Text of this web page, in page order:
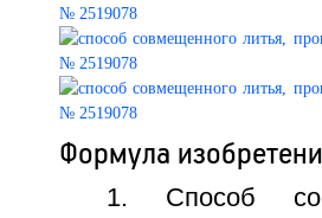
Формула
1. Способ